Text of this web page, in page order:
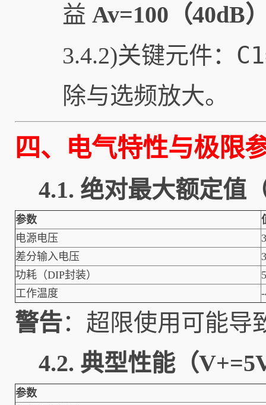
益 Av=100（40dB
3.4.2)关键元件：
除与选频放大。
四、电气特性与极限
4.1. 绝对最大额定值
参数
电源电压
差分输入电压
功耗（DIP封装）
工作温度
警告：超限使用可能导
4.2. 典型性能（
参数